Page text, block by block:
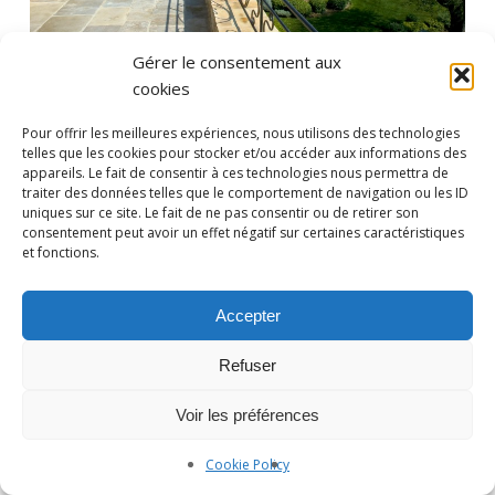
Gérer le consentement aux
cookies
Pour offrir les meilleures expériences, nous utilisons des technologies
telles que les cookies pour stocker et/ou accéder aux informations des
appareils. Le fait de consentir à ces technologies nous permettra de
traiter des données telles que le comportement de navigation ou les ID
uniques sur ce site. Le fait de ne pas consentir ou de retirer son
consentement peut avoir un effet négatif sur certaines caractéristiques
et fonctions.
Accepter
Refuser
Voir les préférences
Cookie Policy
communication Nice et Paris :da2agency.com